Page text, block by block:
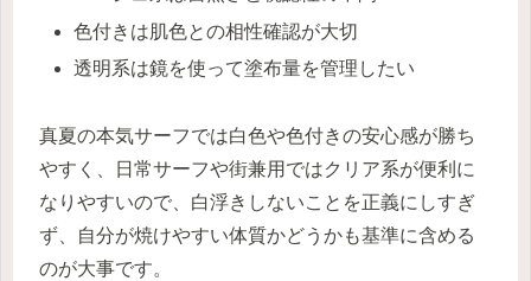
色付きは肌色との相性確認が大切
透明系は鏡を使って塗布量を管理したい
真夏の本気サーフでは白色や色付きの安心感が勝ち
やすく、日常サーフや街兼用ではクリア系が便利に
なりやすいので、白浮きしないことを正義にしすぎ
ず、自分が焼けやすい体質かどうかも基準に含める
のが大事です。